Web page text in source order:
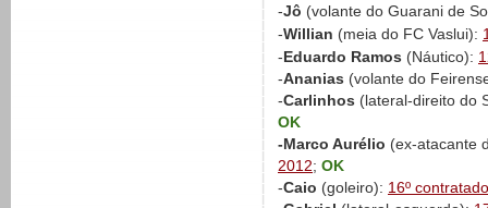
-Jô (volante do Guarani de
-Willian (meia do FC Vaslui):
-Eduardo Ramos (Náutico):
-Ananias (volante do
-Carlinhos (lateral-direito do
OK
-Marco Aurélio (ex-atacante
2012; OK
-Caio (goleiro): 16º